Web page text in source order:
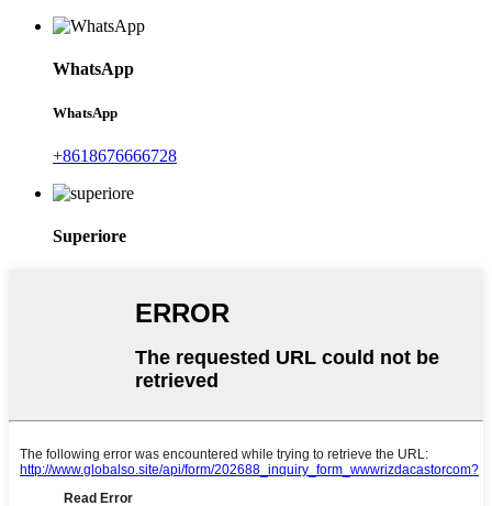
WhatsApp
WhatsApp
+8618676666728
Superiore